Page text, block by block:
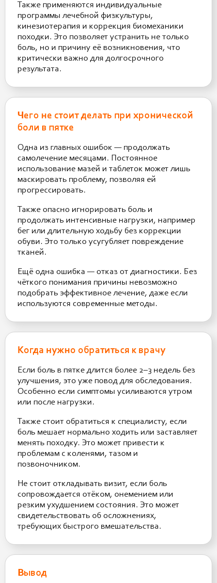
Также применяются индивидуальные
программы лечебной физкультуры,
кинезиотерапия и коррекция биомеханики
походки. Это позволяет устранить не только
боль, но и причину её возникновения, что
критически важно для долгосрочного
результата.
Чего не стоит делать при хронической
боли в пятке
Одна из главных ошибок — продолжать
самолечение месяцами. Постоянное
использование мазей и таблеток может лишь
маскировать проблему, позволяя ей
прогрессировать.
Также опасно игнорировать боль и
продолжать интенсивные нагрузки, например
бег или длительную ходьбу без коррекции
обуви. Это только усугубляет повреждение
тканей.
Ещё одна ошибка — отказ от диагностики. Без
чёткого понимания причины невозможно
подобрать эффективное лечение, даже если
используются современные методы.
Когда нужно обратиться к врачу
Если боль в пятке длится более 2–3 недель без
улучшения, это уже повод для обследования.
Особенно если симптомы усиливаются утром
или после нагрузки.
Также стоит обратиться к специалисту, если
боль мешает нормально ходить или заставляет
менять походку. Это может привести к
проблемам с коленями, тазом и
позвоночником.
Не стоит откладывать визит, если боль
сопровождается отёком, онемением или
резким ухудшением состояния. Это может
свидетельствовать об осложнениях,
требующих быстрого вмешательства.
Вывод